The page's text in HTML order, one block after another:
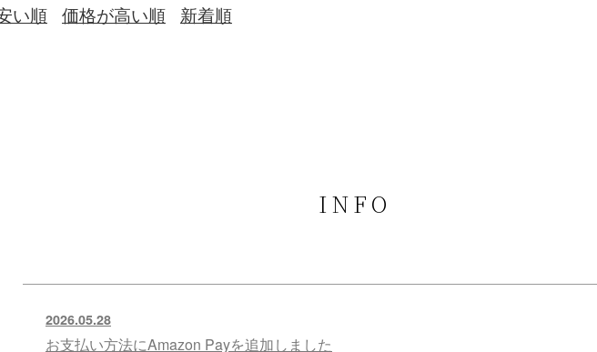
い順 価格が高い順 新着順
INFO
2026.05.28
お支払い方法にAmazon Payを追加しました